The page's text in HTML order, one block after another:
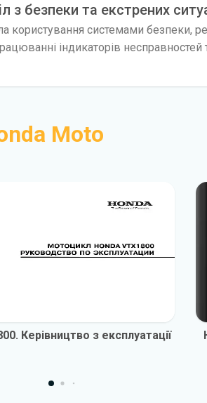
з безпеки та екстрених
користування системами безпеки,
індикаторів несправностей
Moto
Керівництво з експлуатації